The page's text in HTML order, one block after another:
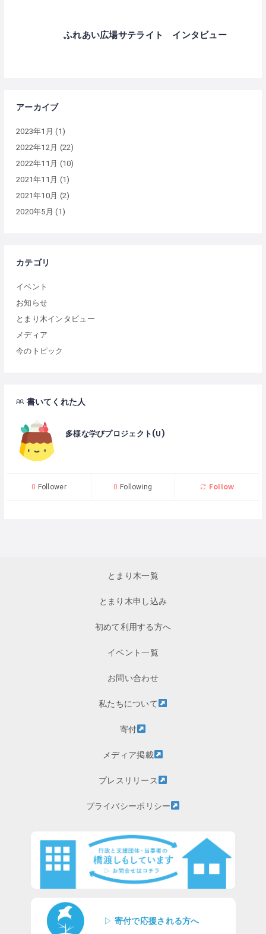
ふれあい広場サテライト インタビュー
アーカイブ
2023年1月 (1)
2022年12月 (22)
2022年11月 (10)
2021年11月 (1)
2021年10月 (2)
2020年5月 (1)
カテゴリ
イベント
お知らせ
とまり木インタビュー
メディア
今のトピック
書いてくれた人
多様な学びプロジェクト(U)
0 Follower 0 Following Follow
とまり木一覧
とまり木申し込み
初めて利用する方へ
イベント一覧
お問い合わせ
私たちについて
寄付
メディア掲載
プレスリリース
プライバシーポリシー
▷ 寄付で応援される方へ